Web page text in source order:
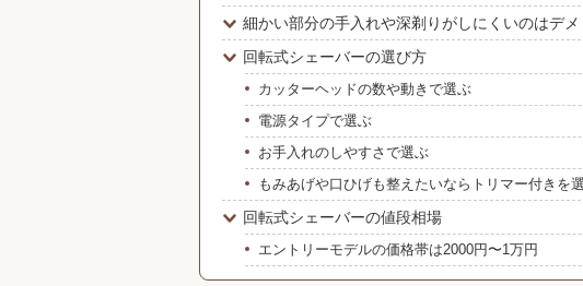
細かい部分の手入れや深剃りがしにくいのはデメ
回転式シェーバーの選び方
カッターヘッドの数や動きで選ぶ
電源タイプで選ぶ
お手入れのしやすさで選ぶ
もみあげや口ひげも整えたいならトリマー付きを
回転式シェーバーの値段相場
エントリーモデルの価格帯は2000円〜1万円
ハイエンドモデルの価格帯は2万円〜5万円以上